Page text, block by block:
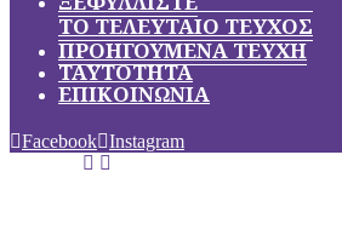
ΤΟ ΤΕΛΕΥΤΑΙΟ ΤΕΥΧΟΣ
ΠΡΟΗΓΟΥΜΕΝΑ ΤΕΥΧΗ
ΤΑΥΤΟΤΗΤΑ
ΕΠΙΚΟΙΝΩΝΙΑ
Facebook Instagram